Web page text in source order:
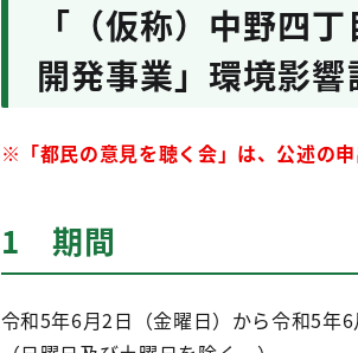
「（仮称）中野四
開発事業」環境影
※「都民の意見を聴く会」は、公述の申
1 期間
令和5年6月2日（金曜日）から令和5年